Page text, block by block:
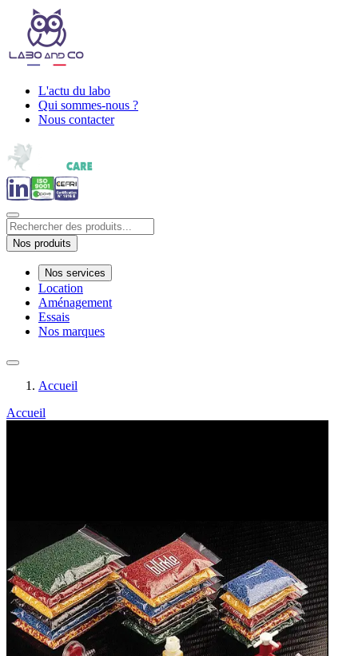
L'actu du labo
Qui sommes-nous ?
Nous contacter
Nos produits
Nos services
Location
Aménagement
Essais
Nos marques
Accueil
Accueil